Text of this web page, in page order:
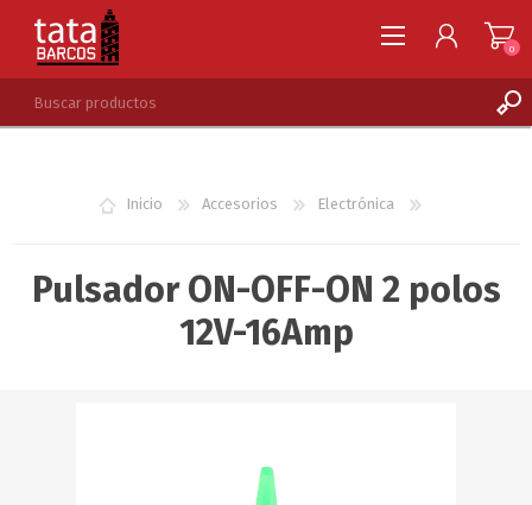
LISTA DE DESEOS
0
Inicio Accesorios Electrónica
Pulsador ON-OFF-ON 2 polos
12V-16Amp